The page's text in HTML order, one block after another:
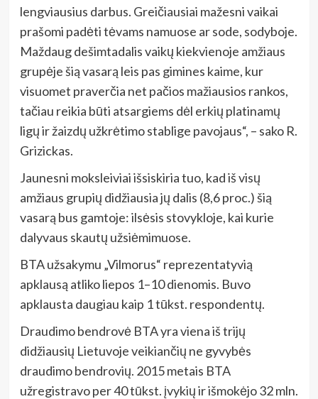
lengviausius darbus. Greičiausiai mažesni vaikai
prašomi padėti tėvams namuose ar sode, sodyboje.
Maždaug dešimtadalis vaikų kiekvienoje amžiaus
grupėje šią vasarą leis pas gimines kaime, kur
visuomet praverčia net pačios mažiausios rankos,
tačiau reikia būti atsargiems dėl erkių platinamų
ligų ir žaizdų užkrėtimo stablige pavojaus“, – sako R.
Grizickas.
Jaunesni moksleiviai išsiskiria tuo, kad iš visų
amžiaus grupių didžiausia jų dalis (8,6 proc.) šią
vasarą bus gamtoje: ilsėsis stovykloje, kai kurie
dalyvaus skautų užsiėmimuose.
BTA užsakymu „Vilmorus“ reprezentatyvią
apklausą atliko liepos 1–10 dienomis. Buvo
apklausta daugiau kaip 1 tūkst. respondentų.
Draudimo bendrovė BTA yra viena iš trijų
didžiausių Lietuvoje veikiančių ne gyvybės
draudimo bendrovių. 2015 metais BTA
užregistravo per 40 tūkst. įvykių ir išmokėjo 32 mln.